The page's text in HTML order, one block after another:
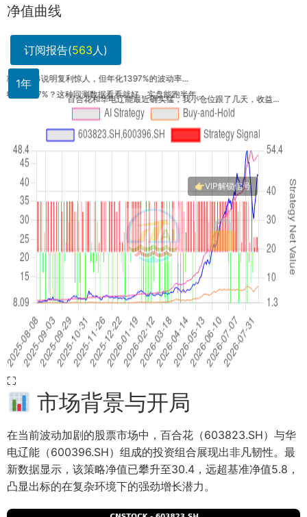
净值曲线
订阅报告(563人)
1年
⛶
百合花和华电辽能最近确实猛，我小仓位跟了几天，收益...
市场背景与开局
在当前波动加剧的股票市场中，百合花（603823.SH）与华
电辽能（600396.SH）组成的投资组合展现出非凡韧性。最
新数据显示，该策略净值已攀升至30.4，远超基准净值5.8，
凸显出标的在复杂环境下的强劲增长潜力。